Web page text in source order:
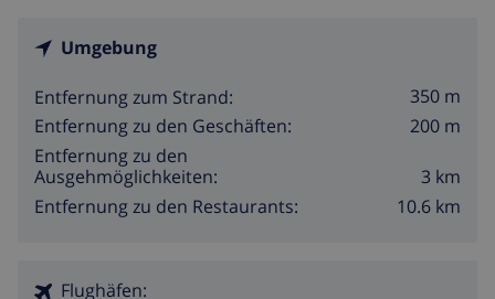
Umgebung
Entfernung zum Strand:
350 m
Entfernung zu den Geschäften:
200 m
Entfernung zu den
Ausgehmöglichkeiten:
3 km
Entfernung zu den Restaurants:
10.6 km
Flughäfen: